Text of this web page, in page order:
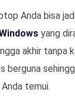
Anda bisa
yang
akhir tanpa
temui.